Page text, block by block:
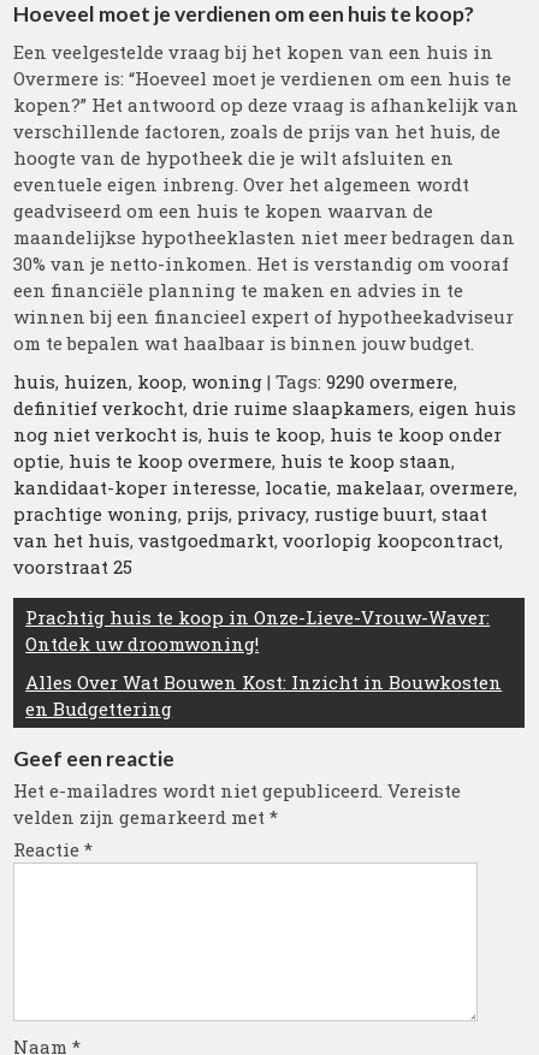
Hoeveel moet je verdienen om een huis te koop?
Een veelgestelde vraag bij het kopen van een huis in
Overmere is: “Hoeveel moet je verdienen om een huis te
kopen?” Het antwoord op deze vraag is afhankelijk van
verschillende factoren, zoals de prijs van het huis, de
hoogte van de hypotheek die je wilt afsluiten en
eventuele eigen inbreng. Over het algemeen wordt
geadviseerd om een huis te kopen waarvan de
maandelijkse hypotheeklasten niet meer bedragen dan
30% van je netto-inkomen. Het is verstandig om vooraf
een financiële planning te maken en advies in te
winnen bij een financieel expert of hypotheekadviseur
om te bepalen wat haalbaar is binnen jouw budget.
huis, huizen, koop,woning | Tags:9290 overmere,
definitief verkocht,drie ruime slaapkamers,eigen huis
nog niet verkocht is, huis te koop, huis te koop onder
optie, huis te koop overmere, huis te koop staan,
kandidaat-koper interesse, locatie, makelaar,overmere,
prachtige woning, prijs, privacy, rustige buurt,staat
van het huis,vastgoedmarkt,voorlopig koopcontract,
voorstraat 25
Berichtnavigatie
Prachtig huis te koop in Onze-Lieve-Vrouw-Waver:
Ontdek uw droomwoning!
Alles Over Wat Bouwen Kost: Inzicht in Bouwkosten
en Budgettering
Geef een reactie
Het e-mailadres wordt niet gepubliceerd. Vereiste
velden zijn gemarkeerd met*
Reactie*
Naam*